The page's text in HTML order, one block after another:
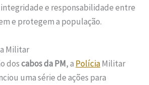
e responsabilidade entre
e protegem a população.
Militar
doscabos da PM, a PolíciaMilitar
uma série de ações para